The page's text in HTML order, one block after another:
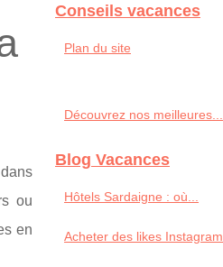
ou
en
Conseils vacances
Plan du site
Découvrez nos meilleures...
Blog Vacances
Hôtels Sardaigne : où...
Acheter des likes Instagram